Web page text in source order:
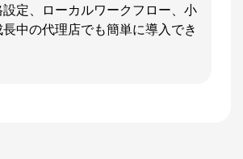
定、ローカルワークフロー、小
中の代理店でも簡単に導入でき